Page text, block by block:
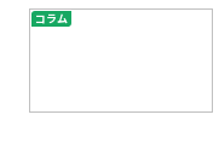
コラム